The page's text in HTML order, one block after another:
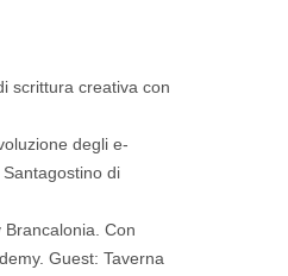
scrittura creativa con
degli e-
di
Brancalonia. Con
Guest: Taverna